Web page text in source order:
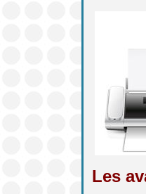
Les